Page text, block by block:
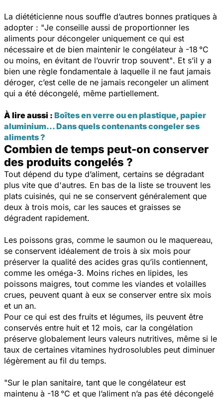
La diététicienne nous souffle d’autres bonnes pratiques à
adopter : "Je conseille aussi de proportionner les
aliments pour décongeler uniquement ce qui est
nécessaire et de bien maintenir le congélateur à -18 °C
ou moins, en évitant de l’ouvrir trop souvent". Et s’il y a
bien une règle fondamentale à laquelle il ne faut jamais
déroger, c’est celle de ne jamais recongeler un aliment
qui a été décongelé, même partiellement.
À lire aussi : Boîtes en verre ou en plastique, papier
aluminium... Dans quels contenants congeler ses
aliments ?
Combien de temps peut-on conserver
des produits congelés ?
Tout dépend du type d’aliment, certains se dégradant
plus vite que d'autres. En bas de la liste se trouvent les
plats cuisinés, qui ne se conservent généralement que
deux à trois mois, car les sauces et graisses se
dégradent rapidement.
Les poissons gras, comme le saumon ou le maquereau,
se conservent idéalement de trois à six mois pour
préserver la qualité des acides gras qu’ils contiennent,
comme les oméga-3. Moins riches en lipides, les
poissons maigres, tout comme les viandes et volailles
crues, peuvent quant à eux se conserver entre six mois
et un an.
Pour ce qui est des fruits et légumes, ils peuvent être
conservés entre huit et 12 mois, car la congélation
préserve globalement leurs valeurs nutritives, même si le
taux de certaines vitamines hydrosolubles peut diminuer
légèrement au fil du temps.
"Sur le plan sanitaire, tant que le congélateur est
maintenu à -18 °C et que l’aliment n’a pas été décongelé